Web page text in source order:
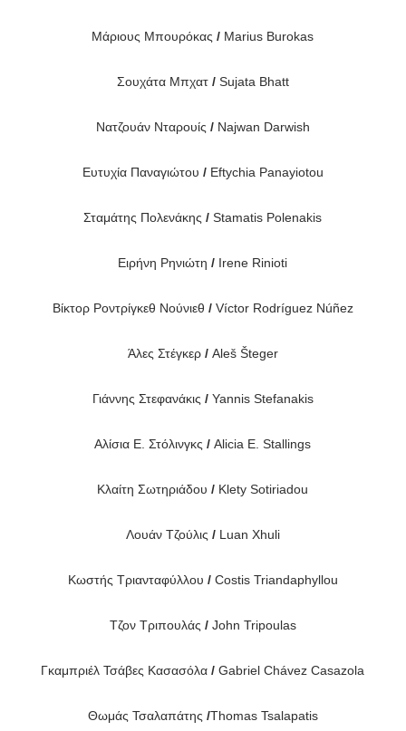
Μάριους Μπουρόκας/ Marius Burokas
Σουχάτα Μπχατ / Sujata Bhatt
Νατζουάν Νταρουίς / Najwan Darwish
Ευτυχία Παναγιώτου / Eftychia Panayiotou
Σταμάτης Πολενάκης/Stamatis Polenakis
Ειρήνη Ρηνιώτη/ Irene Rinioti
Βίκτορ Ροντρίγκεθ Νούνιεθ / Víctor Rodríguez Núñez
Άλες Στέγκερ / Aleš Šteger
Γιάννης Στεφανάκις / Yannis Stefanakis
Αλίσια Ε. Στόλινγκς/ Alicia E. Stallings
Κλαίτη Σωτηριάδου/ Klety Sotiriadou
Λουάν Τζούλις / Luan Xhuli
Κωστής Τριανταφύλλου / Costis Triandaphyllou
Τζον Τριπουλάς / John Tripoulas
Γκαμπριέλ Τσάβες Κασασόλα/Gabriel Chávez Casazola
Θωμάς Τσαλαπάτης /Thomas Tsalapatis